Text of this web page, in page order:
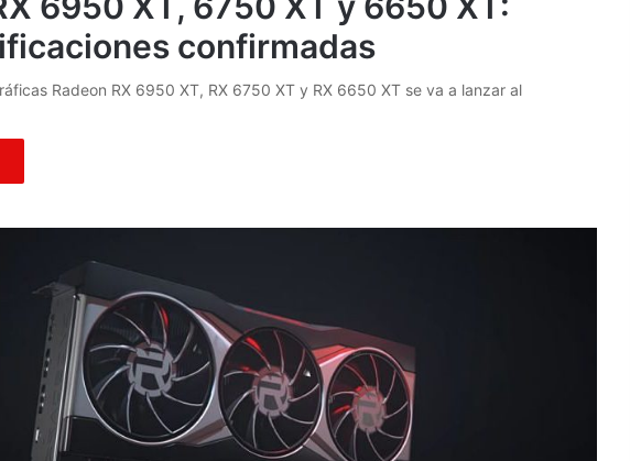
confirmadas
Radeon RX 6950 XT, RX 6750 XT y RX 6650 XT se va a lanzar al